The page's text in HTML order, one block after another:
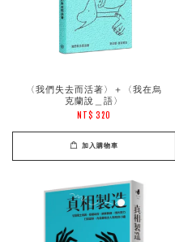
〈我們失去而活著〉＋〈我在烏
克蘭說＿語〉
NT$ 320
加入購物車